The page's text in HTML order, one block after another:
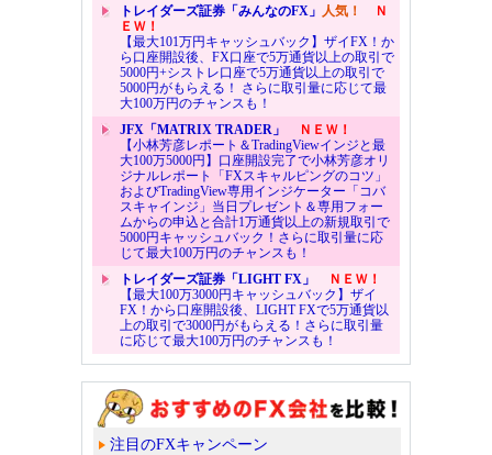
トレイダーズ証券「みんなのFX」 人気！
Ｎ
ＥＷ！
【最大101万円キャッシュバック】ザイFX！か
ら口座開設後、FX口座で5万通貨以上の取引で
5000円+シストレ口座で5万通貨以上の取引で
5000円がもらえる！ さらに取引量に応じて最
大100万円のチャンスも！
JFX「MATRIX TRADER」
ＮＥＷ！
【小林芳彦レポート＆TradingViewインジと最
大100万5000円】口座開設完了で小林芳彦オリ
ジナルレポート「FXスキャルピングのコツ」
およびTradingView専用インジケーター「コバ
スキャインジ」当日プレゼント＆専用フォー
ムからの申込と合計1万通貨以上の新規取引で
5000円キャッシュバック！さらに取引量に応
じて最大100万円のチャンスも！
トレイダーズ証券「LIGHT FX」
ＮＥＷ！
【最大100万3000円キャッシュバック】ザイ
FX！から口座開設後、LIGHT FXで5万通貨以
上の取引で3000円がもらえる！さらに取引量
に応じて最大100万円のチャンスも！
注目のFXキャンペーン